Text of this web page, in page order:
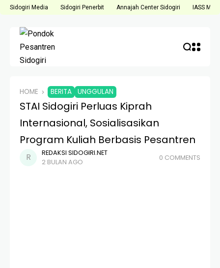
Sidogiri Media Sidogiri Penerbit Annajah Center Sidogiri IASS
HOME BERITA UNGGULAN
STAI Sidogiri Perluas Kiprah
Internasional, Sosialisasikan
Program Kuliah Berbasis Pesantren
REDAKSI SIDOGIRI.NET
2 BULAN AGO
0 COMMENTS